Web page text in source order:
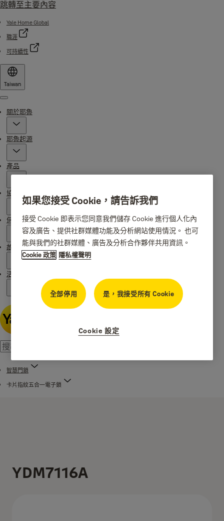
跳轉至主要內容
Yale Home Global
職涯
可持續性
Taiwan
Menu
關於耶魯
耶魯起源
產品
協助
何處購買
故事
活動
智慧門鎖
卡片指紋五合一電子鎖
YDM7116A
如果您接受 Cookie，請告訴我們
接受 Cookie 即表示您同意我們儲存 Cookie 進行個人化內
容及廣告、提供社群媒體功能及分析網站使用情況。 也可
能與我們的社群媒體、廣告及分析合作夥伴共用資訊。
Cookie 政策 隱私權聲明
全部停用 是，我接受所有 Cookie
Cookie 設定